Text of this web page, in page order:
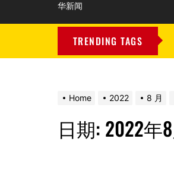
华新闻
TRENDING TAGS
Home 2022 8 月
日期: 2022年